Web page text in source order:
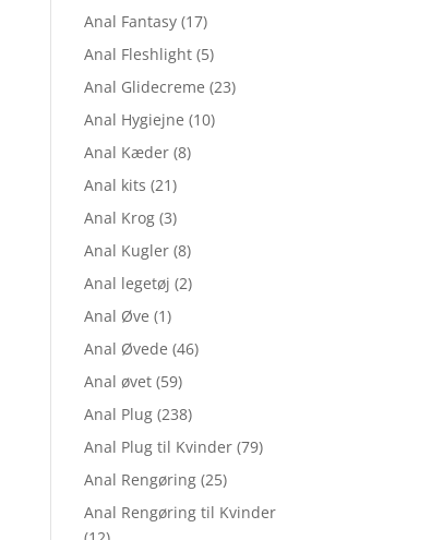
Anal Fantasy (17)
Anal Fleshlight (5)
Anal Glidecreme (23)
Anal Hygiejne (10)
Anal Kæder (8)
Anal kits (21)
Anal Krog (3)
Anal Kugler (8)
Anal legetøj (2)
Anal Øve (1)
Anal Øvede (46)
Anal øvet (59)
Anal Plug (238)
Anal Plug til Kvinder (79)
Anal Rengøring (25)
Anal Rengøring til Kvinder